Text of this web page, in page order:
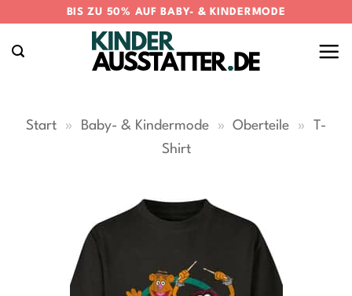
springen
BIS ZU 50% AUF BABY- & KINDERMODE
Start » Baby- & Kindermode » Oberteile »
T-
Shirt